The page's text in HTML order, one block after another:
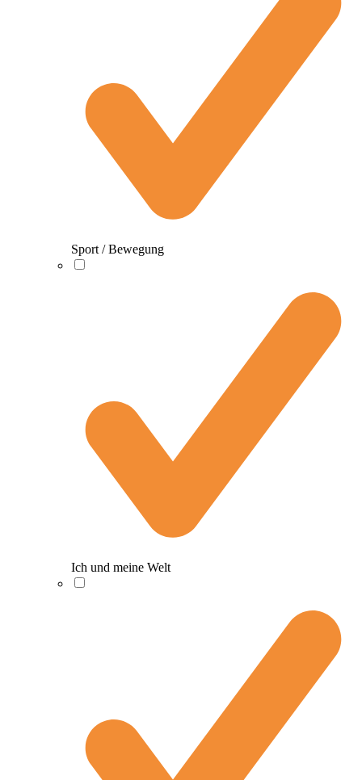
Sport / Bewegung
Ich und meine Welt